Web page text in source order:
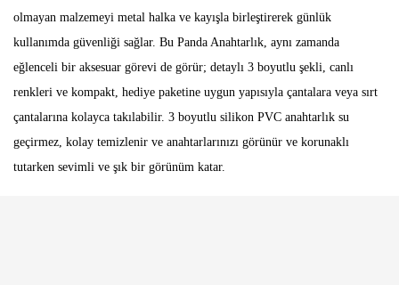
olmayan malzemeyi metal halka ve kayışla birleştirerek günlük
kullanımda güvenliği sağlar. Bu Panda Anahtarlık, aynı zamanda
eğlenceli bir aksesuar görevi de görür; detaylı 3 boyutlu şekli, canlı
renkleri ve kompakt, hediye paketine uygun yapısıyla çantalara veya sırt
çantalarına kolayca takılabilir. 3 boyutlu silikon PVC anahtarlık su
geçirmez, kolay temizlenir ve anahtarlarınızı görünür ve korunaklı
tutarken sevimli ve şık bir görünüm katar.